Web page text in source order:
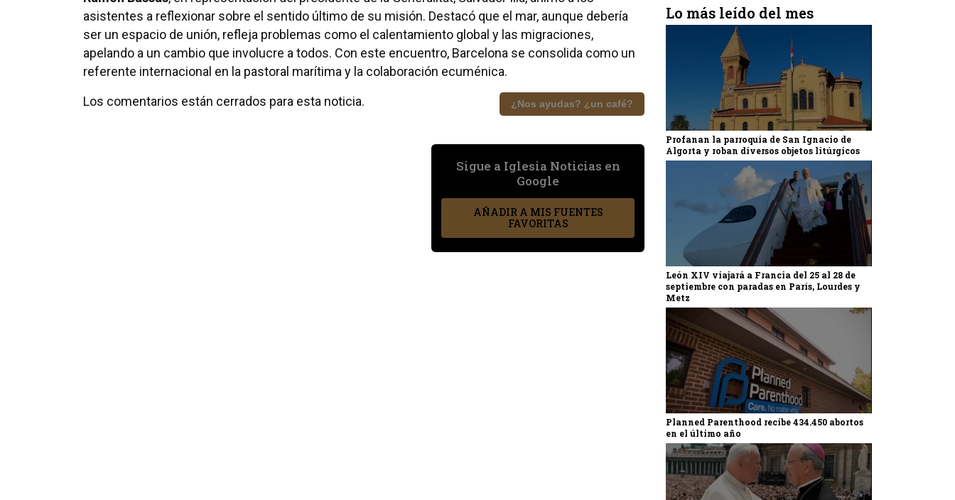
asistentes a reflexionar sobre el sentido último de su misión. Destacó que el mar, aunque debería
ser un espacio de unión, refleja problemas como el calentamiento global y las migraciones,
apelando a un cambio que involucre a todos. Con este encuentro, Barcelona se consolida como un
referente internacional en la pastoral marítima y la colaboración ecuménica.
¿Nos ayudas? ¿un café?
Los comentarios están cerrados para esta noticia.
Sigue a Iglesia Noticias en
Google
AÑADIR A MIS FUENTES
FAVORITAS
Lo más leído del mes
Profanan la parroquia de San Ignacio de
Algorta y roban diversos objetos litúrgicos
León XIV viajará a Francia del 25 al 28 de
septiembre con paradas en París, Lourdes y
Metz
Planned Parenthood recibe 434.450 abortos
en el último año